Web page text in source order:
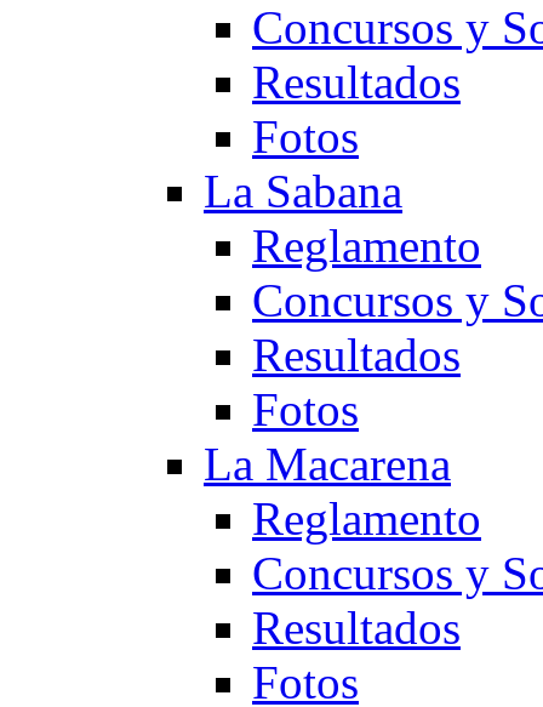
Concursos y
Resultados
Fotos
La Sabana
Reglamento
Concursos y
Resultados
Fotos
La Macarena
Reglamento
Concursos y
Resultados
Fotos